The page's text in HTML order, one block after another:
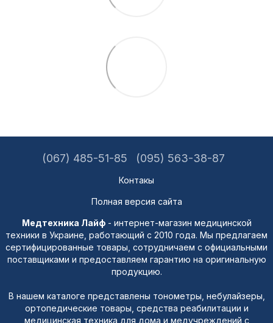
(067) 485-51-85 (095) 563-38-87
Контакы
Полная версия сайта
Медтехника Лайф- интернет-магазин медицинской
техники в Украине, работающий с 2010 года. Мы предлагаем
сертифицированные товары, сотрудничаем с официальными
поставщиками и предоставляем гарантию на оригинальную
продукцию.
В нашем каталоге представлены тонометры, небулайзеры,
ортопедические товары, средства реабилитации и
медицинская техника для дома и медучреждений с